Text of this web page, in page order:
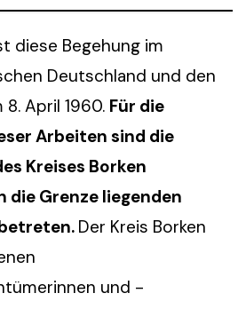
diese Begehung im
Deutschland und den
April 1960. Für die
Arbeiten sind die
Kreises Borken
die Grenze liegenden
Der Kreis Borken
und -